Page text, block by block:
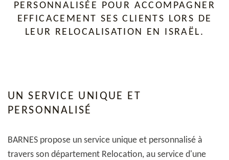
PERSONNALISÉE POUR ACCOMPAGNER
EFFICACEMENT SES CLIENTS LORS DE
LEUR RELOCALISATION EN ISRAËL.
UN SERVICE UNIQUE ET
PERSONNALISÉ
BARNES propose un service unique et personnalisé à
travers son département Relocation, au service d'une